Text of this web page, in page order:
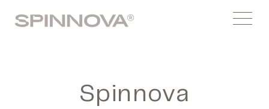
sisältöön
Spinnovagroup
Spinnova